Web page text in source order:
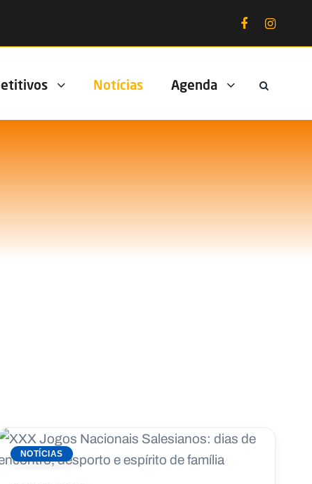
Notícias Agenda
NOTÍCIAS